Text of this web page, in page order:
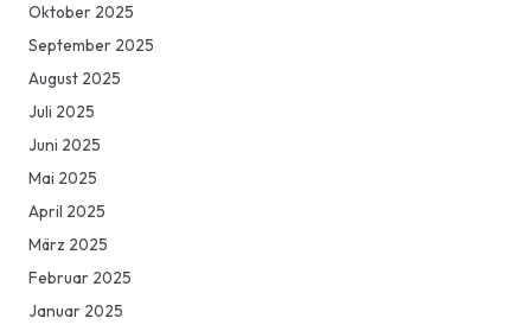
Oktober 2025
September 2025
August 2025
Juli 2025
Juni 2025
Mai 2025
April 2025
März 2025
Februar 2025
Januar 2025